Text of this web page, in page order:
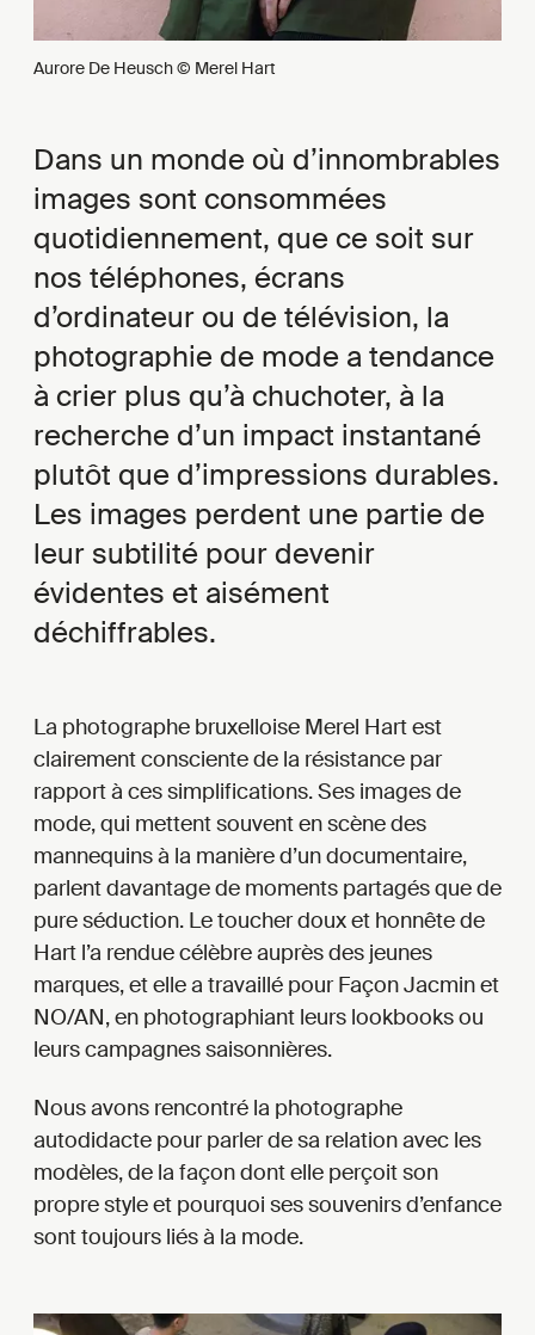
Aurore De Heusch © Merel Hart
Dans un monde où d’innombrables
images sont consommées
quotidiennement, que ce soit sur
nos téléphones, écrans
d’ordinateur ou de télévision, la
photographie de mode a tendance
à crier plus qu’à chuchoter, à la
recherche d’un impact instantané
plutôt que d’impressions durables.
Les images perdent une partie de
leur subtilité pour devenir
évidentes et aisément
déchiffrables.
La photographe bruxelloise Merel Hart est
clairement consciente de la résistance par
rapport à ces simplifications. Ses images de
mode, qui mettent souvent en scène des
mannequins à la manière d’un documentaire,
parlent davantage de moments partagés que de
pure séduction. Le toucher doux et honnête de
Hart l’a rendue célèbre auprès des jeunes
marques, et elle a travaillé pour Façon Jacmin et
NO/AN, en photographiant leurs lookbooks ou
leurs campagnes saisonnières.
Nous avons rencontré la photographe
autodidacte pour parler de sa relation avec les
modèles, de la façon dont elle perçoit son
propre style et pourquoi ses souvenirs d’enfance
sont toujours liés à la mode.